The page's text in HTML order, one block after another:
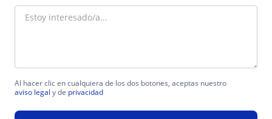
Al hacer clic en cualquiera de los dos botones, aceptas nuestro
aviso legal y de privacidad